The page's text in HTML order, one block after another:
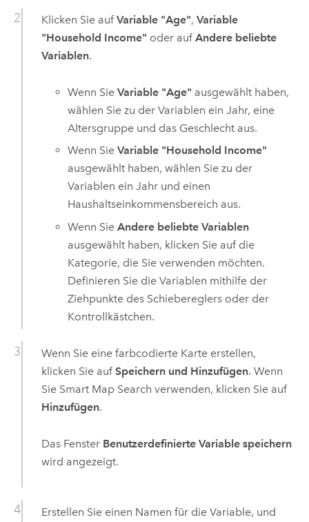
Klicken Sie auf Variable "Age", Variable
"Household Income" oder auf Andere beliebte
Variablen.
Wenn SieVariable "Age" ausgewählt haben,
wählen Sie zu der Variablen ein Jahr, eine
Altersgruppe und das Geschlecht aus.
Wenn SieVariable "Household Income"
ausgewählt haben, wählen Sie zu der
Variablen ein Jahr und einen
Haushaltseinkommensbereich aus.
Wenn SieAndere beliebte Variablen
ausgewählt haben, klicken Sie auf die
Kategorie, die Sie verwenden möchten.
Definieren Sie die Variablen mithilfe der
Ziehpunkte des Schiebereglers oder der
Kontrollkästchen.
Wenn Sie eine farbcodierte Karte erstellen,
klicken Sie auf Speichern und Hinzufügen. Wenn
Sie Smart Map Search verwenden, klicken Sie auf
Hinzufügen.
Das Fenster Benutzerdefinierte Variable speichern
wird angezeigt.
Erstellen Sie einen Namen für die Variable, und